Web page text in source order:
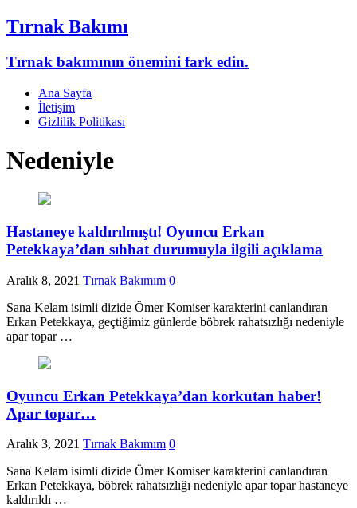
Tırnak Bakımı
Tırnak bakımının önemini fark edin.
Ana Sayfa
İletişim
Gizlilik Politikası
Nedeniyle
Hastaneye kaldırılmıştı! Oyuncu Erkan
Petekkaya’dan sıhhat durumuyla ilgili açıklama
Aralık 8, 2021 Tırnak Bakımım 0
Sana Kelam isimli dizide Ömer Komiser karakterini canlandıran
Erkan Petekkaya, geçtiğimiz günlerde böbrek rahatsızlığı nedeniyle
apar topar …
Oyuncu Erkan Petekkaya’dan korkutan haber!
Apar topar…
Aralık 3, 2021 Tırnak Bakımım 0
Sana Kelam isimli dizide Ömer Komiser karakterini canlandıran
Erkan Petekkaya, böbrek rahatsızlığı nedeniyle apar topar hastaneye
kaldırıldı …